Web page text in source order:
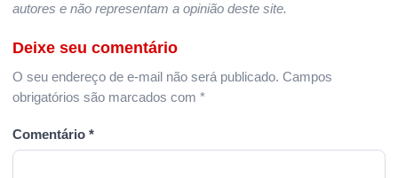
autores e não representam a opinião deste site.
Deixe seu comentário
O seu endereço de e-mail não será publicado. Campos
obrigatórios são marcados com *
Comentário *